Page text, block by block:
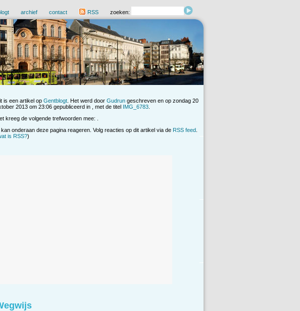
archief contact RSS zoeken:
is een artikel op Gentblogt . Het werd door Gudrun geschreven en op zondag 20
2013 om 23:06 gepubliceerd in , met de titel
IMG_6783
kreeg de volgende trefwoorden mee: .
kan onderaan deze pagina reageren. Volg reacties op dit artikel via de RSS feed.
is RSS?)